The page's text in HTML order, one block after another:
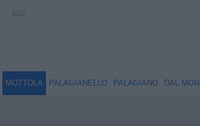
MOTTOLA PALAGIANELLO PALAGIANO DAL